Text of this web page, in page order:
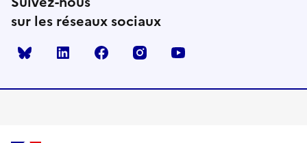
sur les réseaux sociaux
Bluesky linkedin facebook instagram